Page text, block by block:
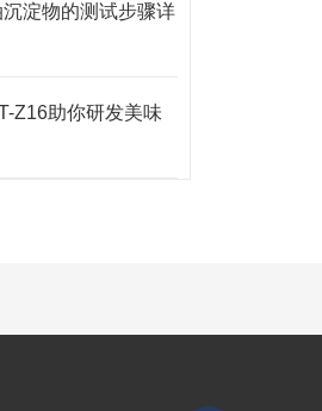
淀物的测试步骤详
Z16助你研发美味